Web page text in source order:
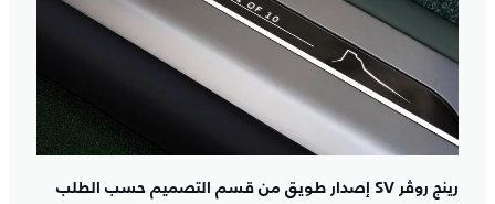
رينج روڤر SV إصدار طويق من قسم التصميم حسب الطلب